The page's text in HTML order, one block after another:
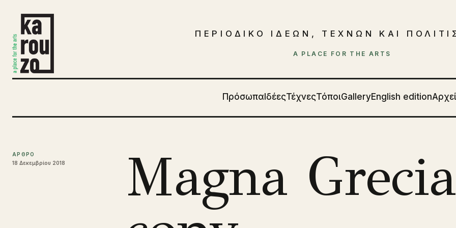
ΠΕΡΙΟΔΙΚΟ ΙΔΕΩΝ, ΤΕΧΝΩΝ ΚΑΙ
A PLACE FOR THE ARTS
Πρόσωπα ΙδέεςΤέχνεςΤόποιGalleryEnglish edition
ΑΡΘΡΟ
18 Δεκεμβρίου 2018
Magna Grecia